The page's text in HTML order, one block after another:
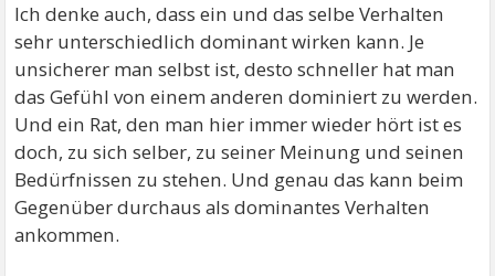
Ich denke auch, dass ein und das selbe Verhalten
sehr unterschiedlich dominant wirken kann. Je
unsicherer man selbst ist, desto schneller hat man
das Gefühl von einem anderen dominiert zu werden.
Und ein Rat, den man hier immer wieder hört ist es
doch, zu sich selber, zu seiner Meinung und seinen
Bedürfnissen zu stehen. Und genau das kann beim
Gegenüber durchaus als dominantes Verhalten
ankommen.